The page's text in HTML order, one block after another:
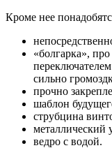
Кроме нее
«болгарка»,
сильно
прочно
шаблон
струбцина
металлический
ведро с водой.